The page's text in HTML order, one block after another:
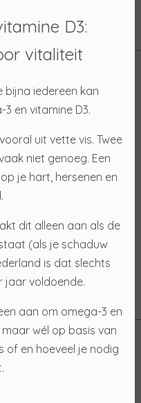
09:00
09:00 17:00
09:00
D3:
vitaliteit
bijna iedereen kan
en vitamine D3.
uit vette vis. Twee
niet genoeg. Een
je hart, hersenen en
dit alleen aan als de
(als je schaduw
is dat slechts
jaar voldoende.
aan om omega-3 en
wél op basis van
of en hoeveel je nodig